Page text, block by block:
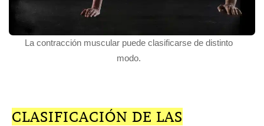
La contracción muscular puede clasificarse de distinto
modo.
CLASIFICACIÓN DE LAS